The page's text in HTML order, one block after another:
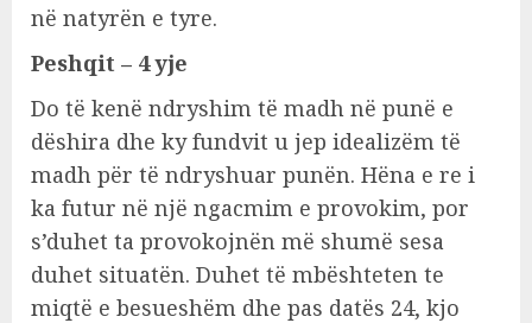
në natyrën e tyre.
Peshqit – 4 yje
Do të kenë ndryshim të madh në punë e
dëshira dhe ky fundvit u jep idealizëm të
madh për të ndryshuar punën. Hëna e re i
ka futur në një ngacmim e provokim, por
s’duhet ta provokojnën më shumë sesa
duhet situatën. Duhet të mbështeten te
miqtë e besueshëm dhe pas datës 24, kjo